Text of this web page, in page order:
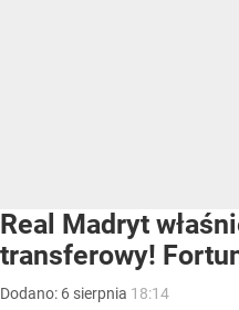
Real Madryt
transferowy!
Dodano: 6 sierpnia 18:14